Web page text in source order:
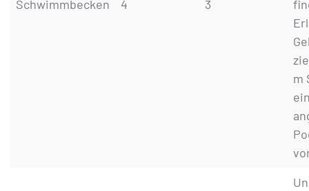
Schwimmbecken 4 3
m